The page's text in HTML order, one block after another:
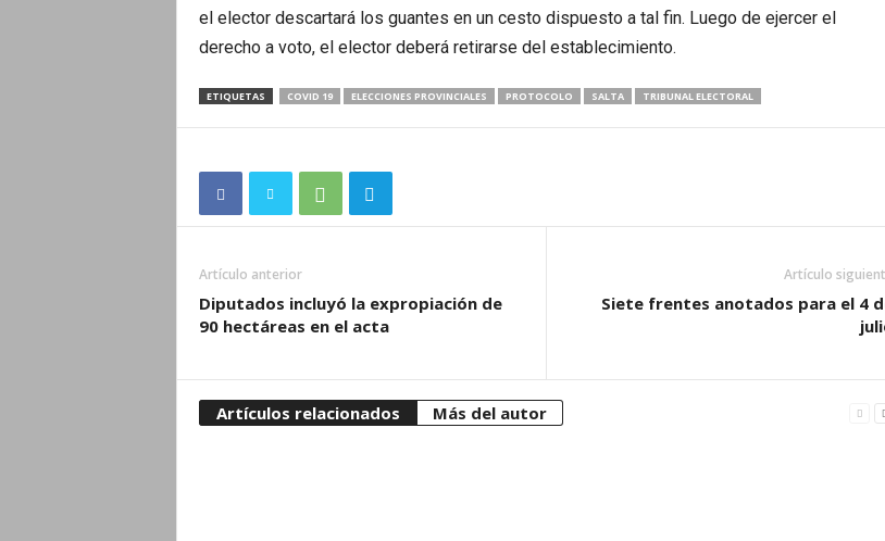
el elector descartará los guantes en un cesto dispuesto a tal fin. Luego de ejercer el
derecho a voto, el elector deberá retirarse del establecimiento.
ETIQUETAS COVID 19 ELECCIONES PROVINCIALES PROTOCOLO SALTA TRIBUNAL ELECTORAL
Artículo anterior
Diputados incluyó la expropiación de
90 hectáreas en el acta
Artículo
Siete frentes anotados para el 4
Artículos relacionados Más del autor